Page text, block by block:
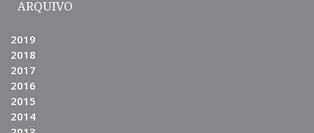
ARQUIVO
2019
2018
2017
2016
2015
2014